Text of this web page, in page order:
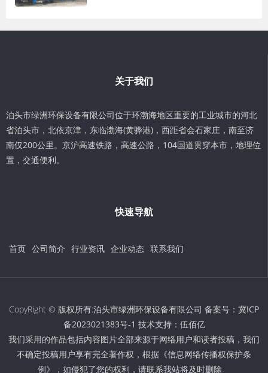
关于我们
泊头市绿洲环保设备有限公司位于环渤海地区重要的工业城市的河北
省泊头市，北依京津，东临渤海(黄骅港)，西距省会石家庄，南至济
南仅200公里。京沪高速铁路，高速公路，104国道贯穿本市，地理位
置，交通便利。
快速导航
首页 公司简介 行业资讯 企业动态 联系我们
CopyRight © 版权所有:泊头市绿洲环保设备有限公司 备案号： 冀ICP
备2023021383号-1 技术支持： 伍佰亿
我们采用的作品包括内容图片全部来源于网络用户和读者投稿，我们
不确定投稿用户享有完全著作权，根据《信息网络传播权保护条
例》，如侵犯了您的权利，请联系我站将及时删除。